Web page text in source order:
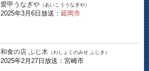
愛甲うなぎや （あいこううなぎや）
2025年3月6日放送： 延岡市
和食の店 ふじ木 （わしょくのみせ ふじき）
2025年2月27日放送：宮崎市